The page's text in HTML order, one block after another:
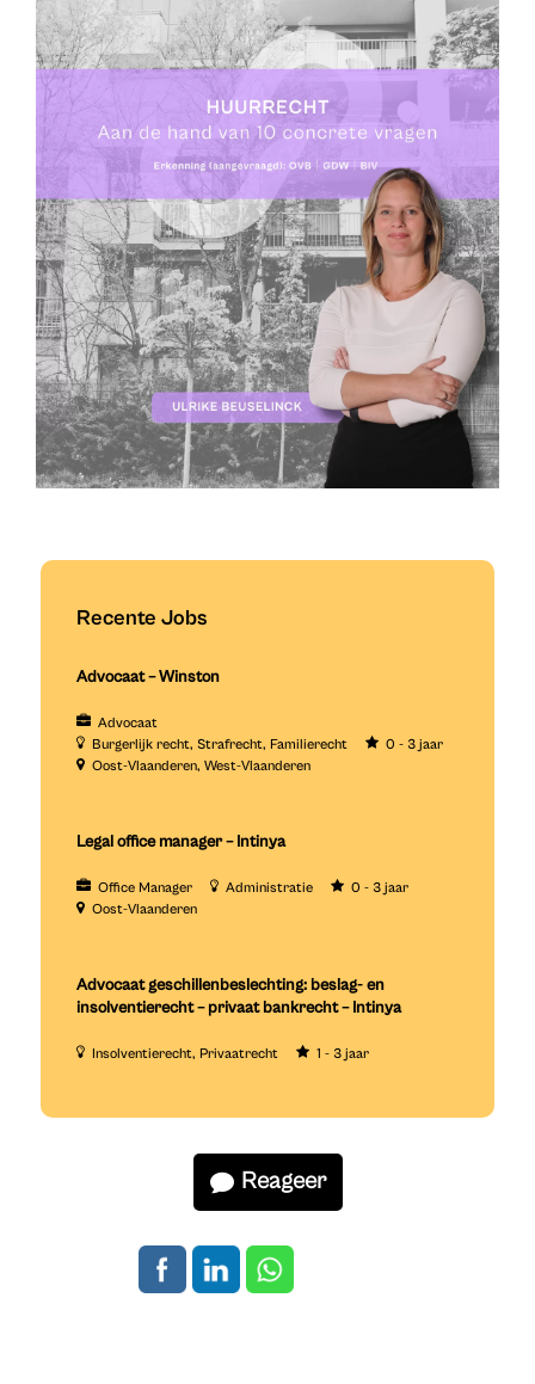
Recente Jobs
Advocaat – Winston
Advocaat
Burgerlijk recht Strafrecht Familierecht
0 - 3 jaar
Oost-Vlaanderen West-Vlaanderen
Legal office manager – Intinya
Office Manager Administratie
0 - 3 jaar
Oost-Vlaanderen
Advocaat geschillenbeslechting: beslag- en
insolventierecht – privaat bankrecht – Intinya
Insolventierecht Privaatrecht 1 - 3 jaar
Reageer